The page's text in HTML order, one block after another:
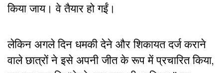
किया जाय। वे तैयार हो गईं।
लेकिन अगले दिन धमकी देने और शिकायत दर्ज कराने
वाले छात्रों ने इसे अपनी जीत के रूप में प्रचारित किया,